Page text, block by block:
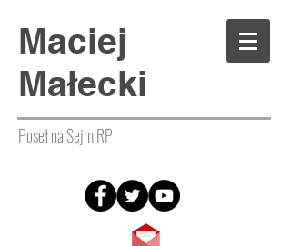
Maciej
Małecki
Poseł na Sejm RP